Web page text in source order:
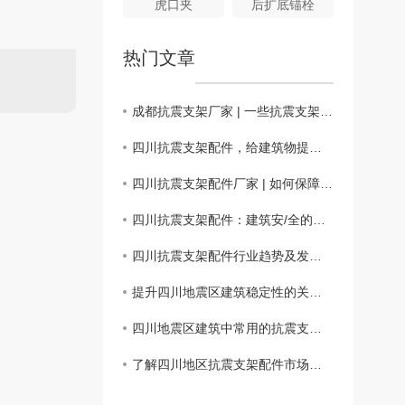
虎口夹 后扩底锚栓
热门文章
成都抗震支架厂家 | 一些抗震支架配件的常见故障和解决方法
四川抗震支架配件，给建筑物提供结构支撑和保障
四川抗震支架配件厂家 | 如何保障抗震支架配件的质量和性能符合标准？
四川抗震支架配件：建筑安/全的坚实保障
四川抗震支架配件行业趋势及发展前景分析
提升四川地震区建筑稳定性的关键：抗震支架配件的重要性
四川地震区建筑中常用的抗震支架配件介绍
了解四川地区抗震支架配件市场现状